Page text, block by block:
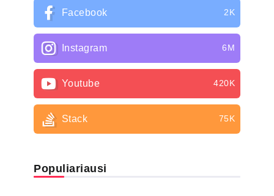
Facebook 2K
Instagram 6M
Youtube 420K
Stack 75K
Populiariausi